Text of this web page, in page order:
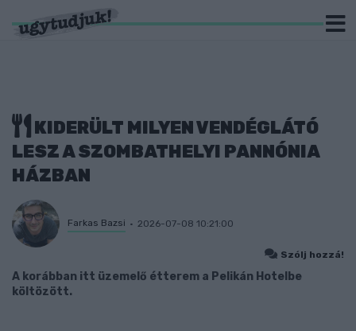
KIDERÜLT MILYEN VENDÉGLÁTÓ
LESZ A SZOMBATHELYI PANNÓNIA
HÁZBAN
Farkas Bazsi 2026-07-08 10:21:00
Szólj hozzá!
A korábban itt üzemelő étterem a Pelikán Hotelbe
költözött.